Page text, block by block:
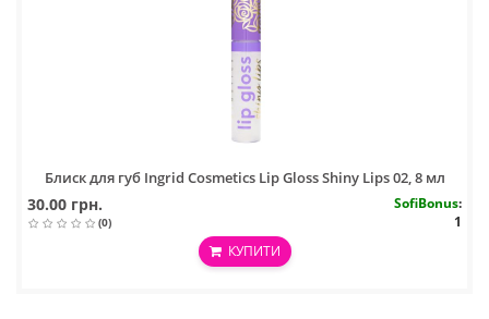
Блиск для губ Ingrid Cosmetics Lip Gloss Shiny Lips 02, 8 мл
30.00 грн.
(0)
SofiBonus:
1
КУПИТИ